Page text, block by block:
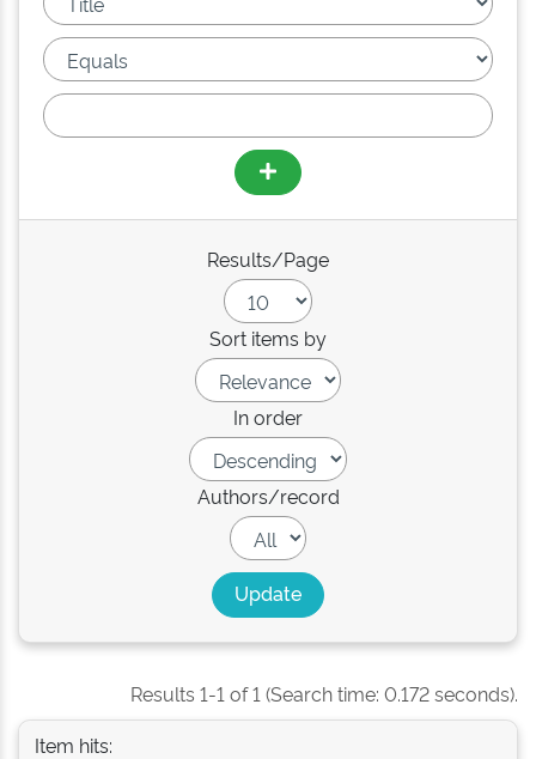
Results/Page
Sort items by
In order
Authors/record
Results 1-1 of 1 (Search time: 0.172 seconds).
Item hits: